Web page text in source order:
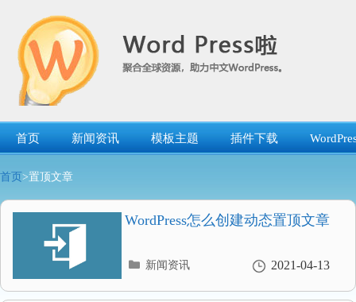
首页 新闻资讯 模板主题 插件下载
首页 >置顶文章
WordPress怎么创建动态置顶文章
2021-04-13
分
新闻资讯